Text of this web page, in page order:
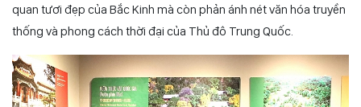
quan tươi đẹp của Bắc Kinh mà còn phản ánh nét văn hóa truyền
thống và phong cách thời đại của Thủ đô Trung Quốc.